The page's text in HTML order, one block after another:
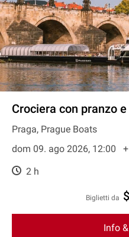
Crociera con pranzo
Praga, Prague Boats
dom 09. ago 2026, 12:00
2 h
Biglietti da
Info